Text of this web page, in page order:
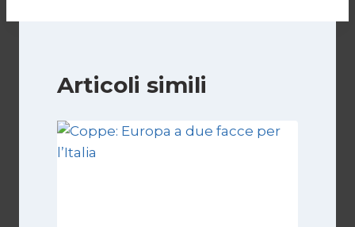
Articoli simili